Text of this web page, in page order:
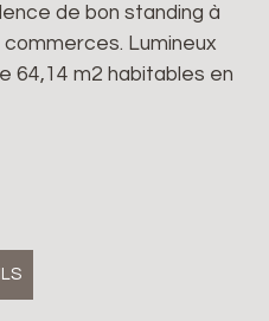
de bon standing à
Lumineux
64,14 m2 habitables en